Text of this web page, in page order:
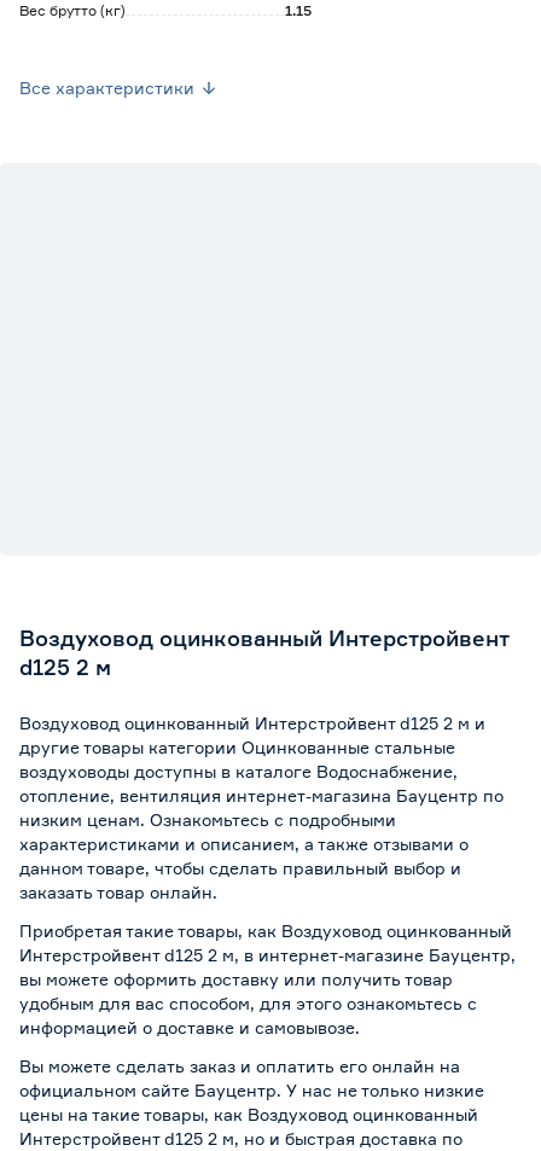
Вес брутто (кг) 1.15
Все характеристики
Воздуховод оцинкованный Интерстройвент
d125 2 м
Воздуховод оцинкованный Интерстройвент d125 2 м и
другие товары категории Оцинкованные стальные
воздуховоды доступны в каталоге Водоснабжение,
отопление, вентиляция интернет-магазина Бауцентр по
низким ценам. Ознакомьтесь с подробными
характеристиками и описанием, а также отзывами о
данном товаре, чтобы сделать правильный выбор и
заказать товар онлайн.
Приобретая такие товары, как Воздуховод оцинкованный
Интерстройвент d125 2 м, в интернет-магазине Бауцентр,
вы можете оформить доставку или получить товар
удобным для вас способом, для этого ознакомьтесь с
информацией о доставке и самовывозе.
Вы можете сделать заказ и оплатить его онлайн на
официальном сайте Бауцентр. У нас не только низкие
цены на такие товары, как Воздуховод оцинкованный
Интерстройвент d125 2 м, но и быстрая доставка по